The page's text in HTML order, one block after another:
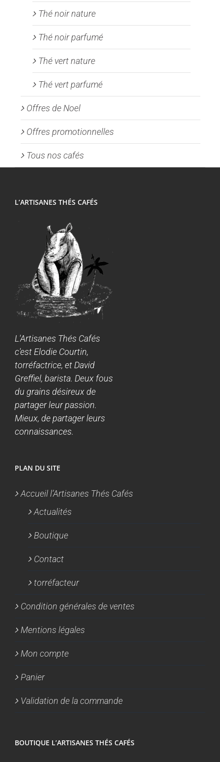
Thé noir nature
Thé noir parfumé
Thé vert nature
Thé vert parfumé
Offres de Noel
Offres promotionnelles
Tous nos cafés
L’ARTISANES THÉS CAFÉS
L'Artisanes Thés Cafés
c'est Elodie Courtin,
torréfactrice, et David
Greffiel, barista. Deux fous
du grains désireux de
partager leur passion.
Mieux, de partager leurs
connaissances.
PLAN DU SITE
Accueil l’Artisanes Thés Cafés
Actualités
Boutique
Contact
torréfacteur
Condition générales de ventes
Mentions légales
Mon compte
Panier
Validation de la commande
BOUTIQUE L’ARTISANES THÉS CAFÉS